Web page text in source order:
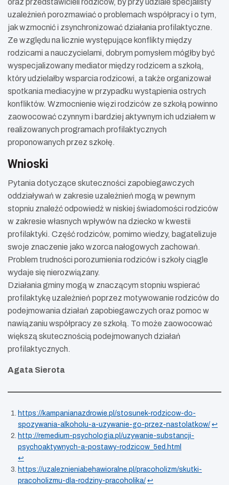
uzależnień porozmawiać o problemach współpracy i o tym,
jak wzmocnić i zsynchronizować działania profilaktyczne.
Ze względu na licznie występujące konflikty między
rodzicami a nauczycielami, dobrym pomysłem mógłby być
wyspecjalizowany mediator między rodzicem a szkołą,
który udzielałby wsparcia rodzicowi, a także organizował
spotkania mediacyjne w przypadku wystąpienia ostrych
konfliktów. Wzmocnienie więzi rodziców ze szkołą powinno
zaowocować czynnym i bardziej aktywnym ich udziałem w
realizowanych programach profilaktycznych
proponowanych przez szkołę.
Wnioski
Pytania dotyczące skuteczności zapobiegawczych
oddziaływań w zakresie uzależnień mogą w pewnym
stopniu znaleźć odpowiedź w niskiej świadomości rodziców
w zakresie własnych wpływów na dziecko w kwestii
profilaktyki. Część rodziców, pomimo wiedzy, bagatelizuje
swoje znaczenie jako wzorca nałogowych zachowań.
Problem trudności porozumienia rodziców i szkoły ciągle
wydaje się nierozwiązany.
Działania gminy mogą w znaczącym stopniu wspierać
profilaktykę uzależnień poprzez motywowanie rodziców do
podejmowania działań zapobiegawczych oraz pomoc w
nawiązaniu współpracy ze szkołą. To może zaowocować
większą skutecznością podejmowanych działań
profilaktycznych.
Agata Sierota
https://kampanianazdrowie.pl/stosunek-rodzicow-do-
spozywania-alkoholu-a-uzywanie-go-przez-nastolatkow/ ↩︎
http://remedium-psychologia.pl/uzywanie-substancji-
psychoaktywnych-a-postawy-rodzicow_5ed.html
↩︎
https://uzaleznieniabehawioralne.pl/pracoholizm/skutki-
pracoholizmu-dla-rodziny-pracoholika/ ↩︎